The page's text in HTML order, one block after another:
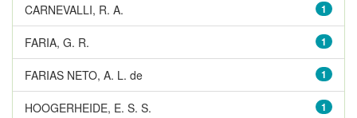
1
CARNEVALLI, R. A.
1
FARIA, G. R.
1
FARIAS NETO, A. L. de
1
HOOGERHEIDE, E. S. S.